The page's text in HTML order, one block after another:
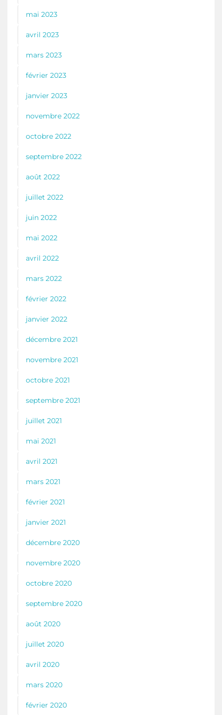
mai 2023
avril 2023
mars 2023
février 2023
janvier 2023
novembre 2022
octobre 2022
septembre 2022
août 2022
juillet 2022
juin 2022
mai 2022
avril 2022
mars 2022
février 2022
janvier 2022
décembre 2021
novembre 2021
octobre 2021
septembre 2021
juillet 2021
mai 2021
avril 2021
mars 2021
février 2021
janvier 2021
décembre 2020
novembre 2020
octobre 2020
septembre 2020
août 2020
juillet 2020
avril 2020
mars 2020
février 2020